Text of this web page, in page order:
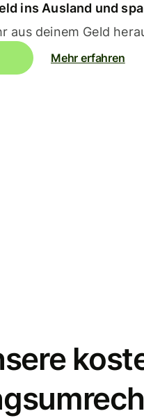
ins Ausland und
aus deinem Geld
Mehr erfahren